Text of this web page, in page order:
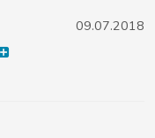
09.07.2018